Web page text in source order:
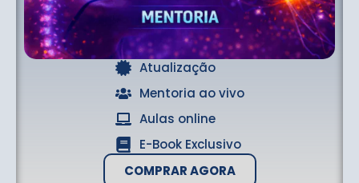
Atualização
Mentoria ao vivo
Aulas online
E-Book Exclusivo
COMPRAR AGORA